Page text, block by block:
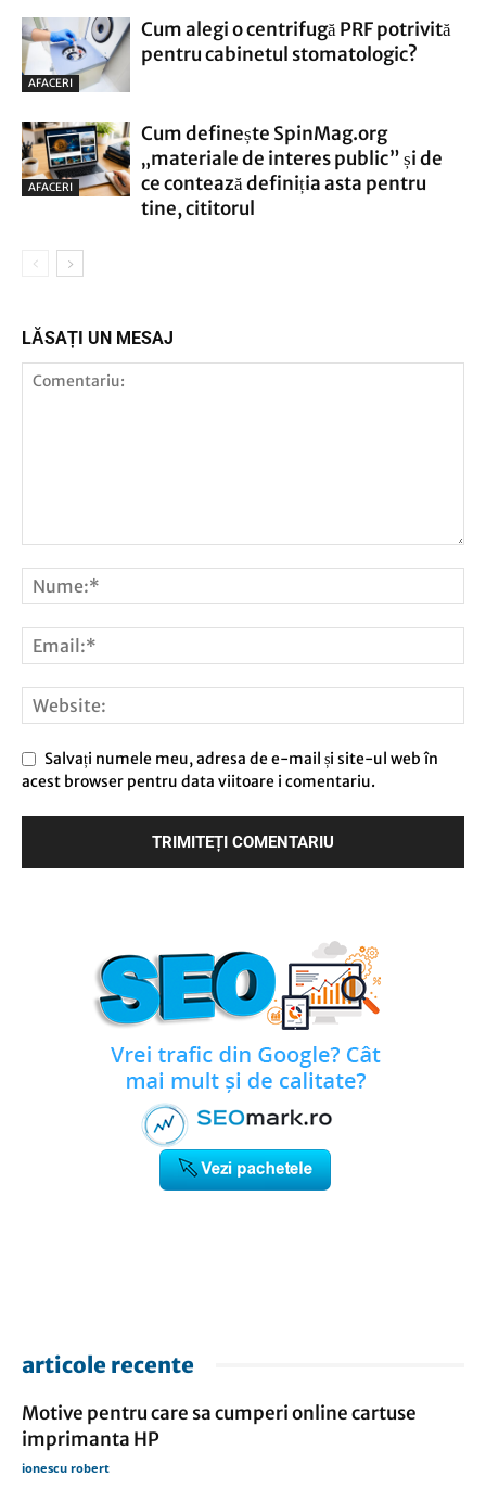
AFACERI
Cum alegi o centrifugă PRF potrivită
pentru cabinetul stomatologic?
AFACERI
Cum definește SpinMag.org
„materiale de interes public” și de
ce contează definiția asta pentru
tine, cititorul
LĂSAȚI UN MESAJ
Salvați numele meu, adresa de e-mail și site-ul web în
acest browser pentru data viitoare i comentariu.
articole recente
Motive pentru care sa cumperi online cartuse
imprimanta HP
ionescu robert